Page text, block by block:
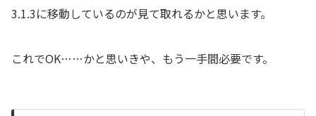
3.1.3に移動しているのが見て取れるかと思います。
これでOK……かと思いきや、もう一手間必要です。